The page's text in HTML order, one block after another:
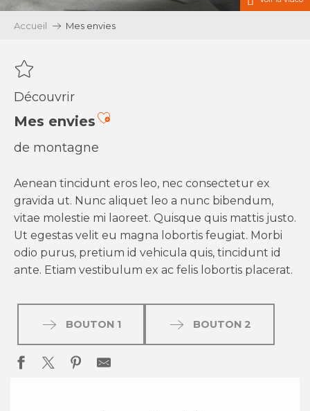
Accueil Mes envies
Découvrir
Mes enviesAjouter aux favoris
de montagne
Aenean tincidunt eros leo, nec consectetur ex
gravida ut. Nunc aliquet leo a nunc bibendum,
vitae molestie mi laoreet. Quisque quis mattis justo.
Ut egestas velit eu magna lobortis feugiat. Morbi
odio purus, pretium id vehicula quis, tincidunt id
ante. Etiam vestibulum ex ac felis lobortis placerat.
BOUTON 1 BOUTON 2